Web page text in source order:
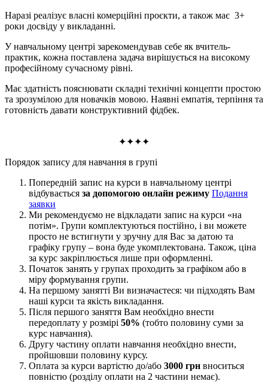
Наразі реалізує власні комерційні проєкти, а також має 3+
роки досвіду у викладанні.
У навчальному центрі зарекомендував себе як вчитель-
практик, кожна поставлена задача вирішується на високому
професійному сучасному рівні.
Має здатність пояснювати складні технічні концепти простою
та зрозумілою для новачків мовою. Наявні емпатія, терпіння та
готовність давати конструктивний фідбек.
✦✦✦✦
Порядок запису для навчання в групi
Попередній запис на курси в навчальному центрі
відбувається за допомогою онлайн режиму Подання
заявки
Ми рекомендуємо не відкладати запис на курси «на
потім». Групи комплектуються постійно, і ви можете
просто не встигнути у зручну для Вас за датою та
графіку групу – вона буде укомплектована. Також, ціна
за курс закріплюється лише при оформленні.
Початок занять у групах проходить за графіком або в
міру формування групи.
На першому занятті Ви визначаєтеся: чи підходять Вам
наші курси та якість викладання.
Після першого заняття Вам необхідно внести
передоплату у розмірі 50% (тобто половину суми за
курс навчання).
Другу частину оплати навчання необхідно внести,
пройшовши половину курсу.
Оплата за курси вартістю до/або 3000 грн вноситься
повністю (розділу оплати на 2 частини немає).